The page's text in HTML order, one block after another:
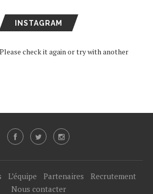
INSTAGRAM
check it again or try with another
L’équipe Partenaires
Recrutement
Nous contacter